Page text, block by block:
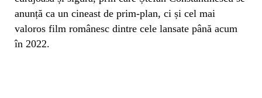
anunță ca un cineast de prim-plan, ci și cel mai
valoros film românesc dintre cele lansate până acum
în 2022.